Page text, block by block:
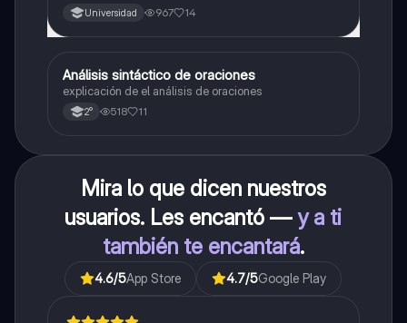
Universidad 967 14
ALengua
Análisis sintáctico de oraciones
explicación de el análisis de oraciones
2° 518 11
Mira lo que dicen nuestros
usuarios. Les encantó —y a ti
también te encantará.
4.6/5App Store 4.7/5Google Play